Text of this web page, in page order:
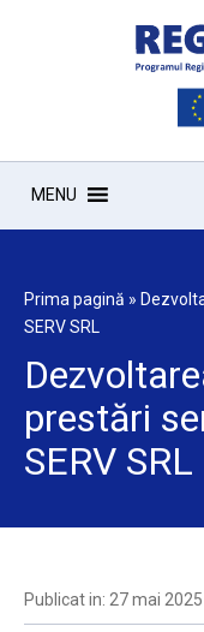
MENU
Prima pagină »
SERV SRL
prestări
SERV SRL
Publicat in: 27 mai 2025